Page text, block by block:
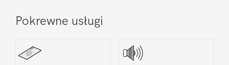
+Pokrewne usługi